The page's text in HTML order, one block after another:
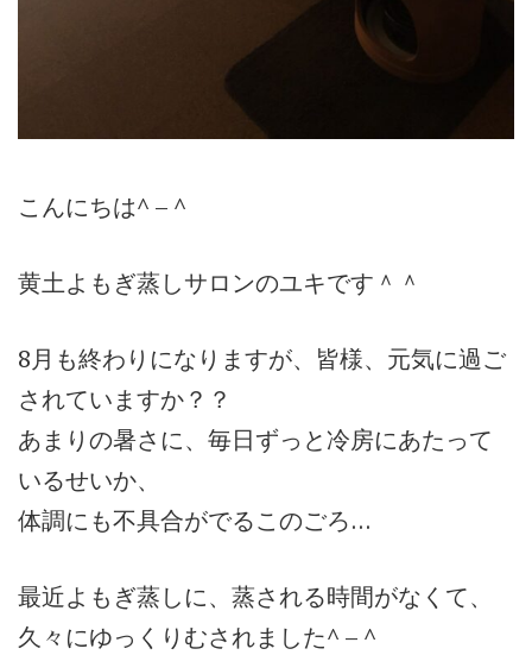
こんにちは^ – ^
黄土よもぎ蒸しサロンのユキです＾＾
8月も終わりになりますが、皆様、元気に過ご
されていますか？？
あまりの暑さに、毎日ずっと冷房にあたって
いるせいか、
体調にも不具合がでるこのごろ…
最近よもぎ蒸しに、蒸される時間がなくて、
久々にゆっくりむされました^ – ^